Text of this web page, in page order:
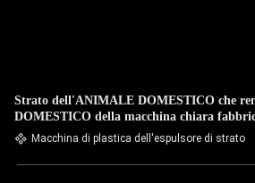
Strato dell'ANIMALE DOMESTICO che
DOMESTICO della macchina chiara
acrilica trasparente di plastica dello strato
Macchina di plastica dell'espulsore di strato